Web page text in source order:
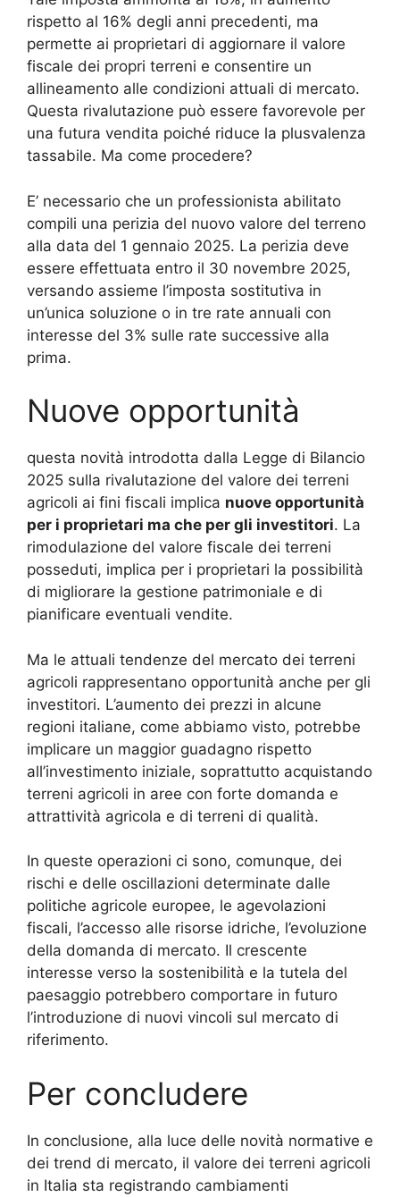
rispetto al 16% degli anni precedenti, ma
permette ai proprietari di aggiornare il valore
fiscale dei propri terreni e consentire un
allineamento alle condizioni attuali di mercato.
Questa rivalutazione può essere favorevole per
una futura vendita poiché riduce la plusvalenza
tassabile. Ma come procedere?
E’ necessario che un professionista abilitato
compili una perizia del nuovo valore del terreno
alla data del 1 gennaio 2025. La perizia deve
essere effettuata entro il 30 novembre 2025,
versando assieme l’imposta sostitutiva in
un’unica soluzione o in tre rate annuali con
interesse del 3% sulle rate successive alla
prima.
Nuove opportunità
questa novità introdotta dalla Legge di Bilancio
2025 sulla rivalutazione del valore dei terreni
agricoli ai fini fiscali implica nuove opportunità
per i proprietari ma che per gli investitori. La
rimodulazione del valore fiscale dei terreni
posseduti, implica per i proprietari la possibilità
di migliorare la gestione patrimoniale e di
pianificare eventuali vendite.
Ma le attuali tendenze del mercato dei terreni
agricoli rappresentano opportunità anche per gli
investitori. L’aumento dei prezzi in alcune
regioni italiane, come abbiamo visto, potrebbe
implicare un maggior guadagno rispetto
all’investimento iniziale, soprattutto acquistando
terreni agricoli in aree con forte domanda e
attrattività agricola e di terreni di qualità.
In queste operazioni ci sono, comunque, dei
rischi e delle oscillazioni determinate dalle
politiche agricole europee, le agevolazioni
fiscali, l’accesso alle risorse idriche, l’evoluzione
della domanda di mercato. Il crescente
interesse verso la sostenibilità e la tutela del
paesaggio potrebbero comportare in futuro
l’introduzione di nuovi vincoli sul mercato di
riferimento.
Per concludere
In conclusione, alla luce delle novità normative e
dei trend di mercato, il valore dei terreni agricoli
in Italia sta registrando cambiamenti